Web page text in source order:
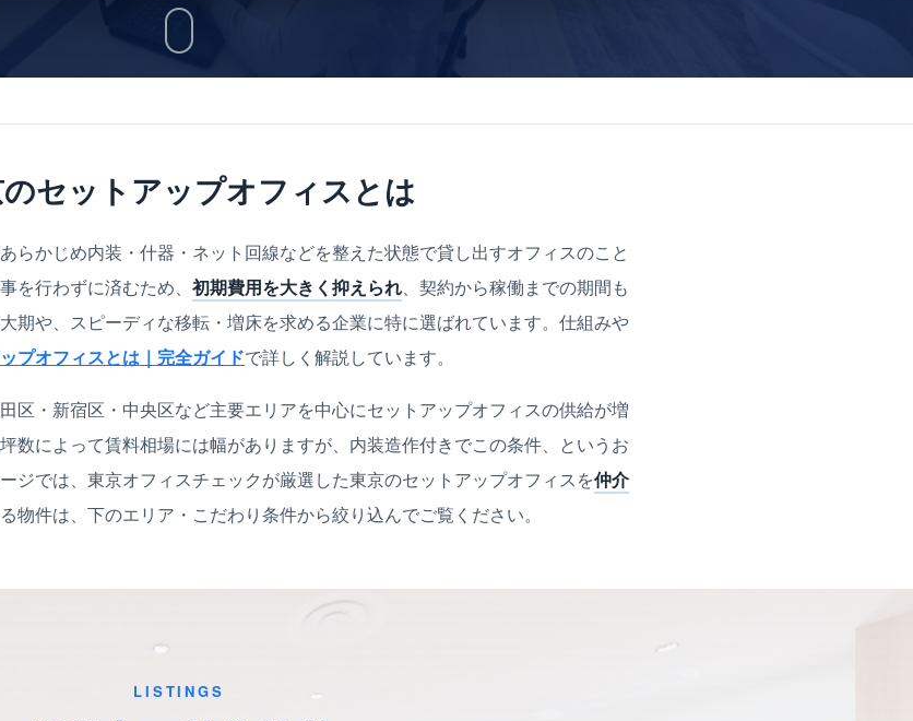
セットアップオフィスとは
らかじめ内装・什器・ネット回線などを整えた状態で貸し出すオフィスのこと
を行わずに済むため、 初期費用を大きく抑えられ、契約から稼働までの期間も
期や、スピーディな移転・増床を求める企業に特に選ばれています。仕組みや
プオフィスとは｜完全ガイドで詳しく解説しています。
区・新宿区・中央区など主要エリアを中心にセットアップオフィスの供給が増
数によって賃料相場には幅がありますが、内装造作付きでこの条件、というお
ジでは、東京オフィスチェックが厳選した東京のセットアップオフィスを仲介
物件は、下のエリア・こだわり条件から絞り込んでご覧ください。
LISTINGS